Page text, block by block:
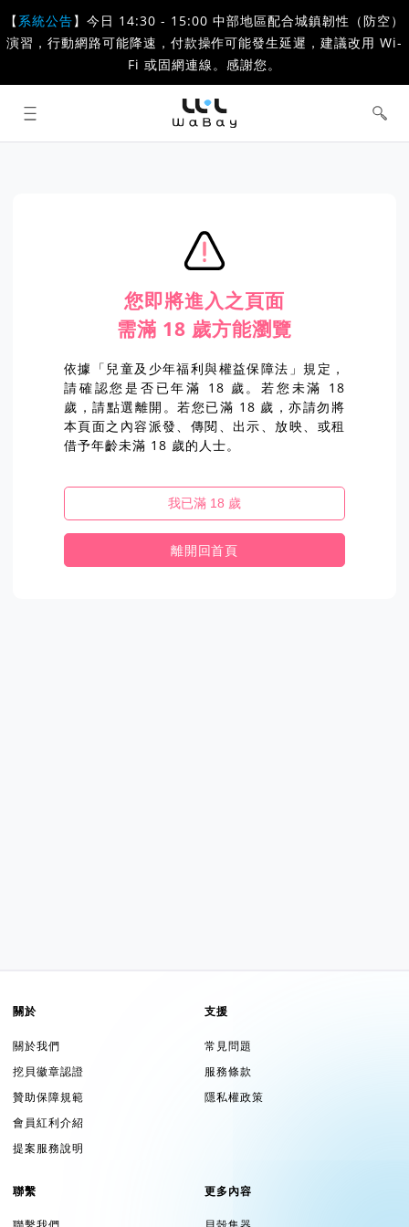
【 系統公告】今日 14:30 - 15:00 中部地區配合城鎮韌性（防空）
演習，行動網路可能降速，付款操作可能發生延遲，建議改用 Wi-
Fi 或固網連線。感謝您。
WaBay 挖貝 | 台灣最值得信賴的群眾
集資 / 群眾募資平台
您即將進入之頁面
需滿 18 歲方能瀏覽
依據「兒童及少年福利與權益保障法」規定，
請確認您是否已年滿 18 歲。若您未滿 18
歲，請點選離開。若您已滿 18 歲，亦請勿將
本頁面之內容派發、傳閱、出示、放映、或租
借予年齡未滿 18 歲的人士。
我已滿 18 歲
離開回首頁
關於
關於我們
挖貝徽章認證
贊助保障規範
會員紅利介紹
提案服務說明
支援
常見問題
服務條款
隱私權政策
聯繫 更多內容